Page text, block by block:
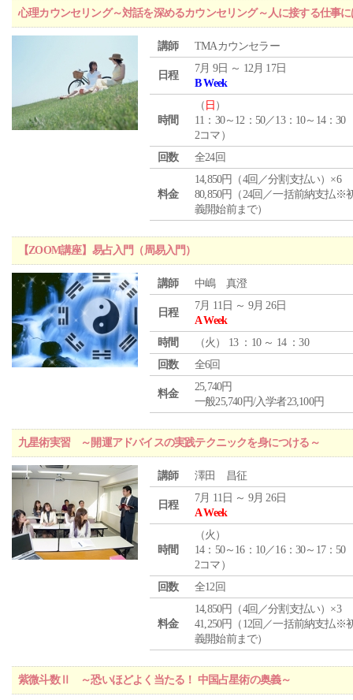
心理カウンセリング～対話を深めるカウンセリング～人に接する仕事
講師 TMAカウンセラー
日程
7月 9日 ～ 12月 17日
B Week
時間
（ 日 ）
11：30～12：50／13：10～14：30
2コマ）
回数
全24回
料金
14,850円（4回／分割支払い）×6
80,850円（24回／一括前納支払※
義開始前まで）
【ZOOM講座】易占入門（周易入門）
講師 中嶋 真澄
日程
7月 11日 ～ 9月 26日
A Week
時間
（火 ） 13 ：10 ～ 14 ：30
回数
全6回
料金
25,740円
一般25,740円/入学者23,100円
九星術実習 ～開運アドバイスの実践テクニックを身につける～
講師 澤田 昌征
日程
7月 11日 ～ 9月 26日
A Week
時間
（火 ）
14：50～16：10／16：30～17：50
2コマ）
回数
全12回
料金
14,850円（4回／分割支払い）×3
41,250円（12回／一括前納支払※
義開始前まで）
紫微斗数Ⅱ ～恐いほどよく当たる！ 中国占星術の奥義～